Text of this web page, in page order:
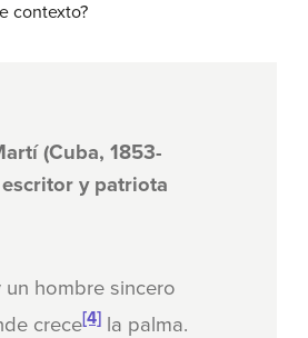
contexto?
(Cuba, 1853-
escritor y patriota
un hombre sincero
crece[4] la palma.